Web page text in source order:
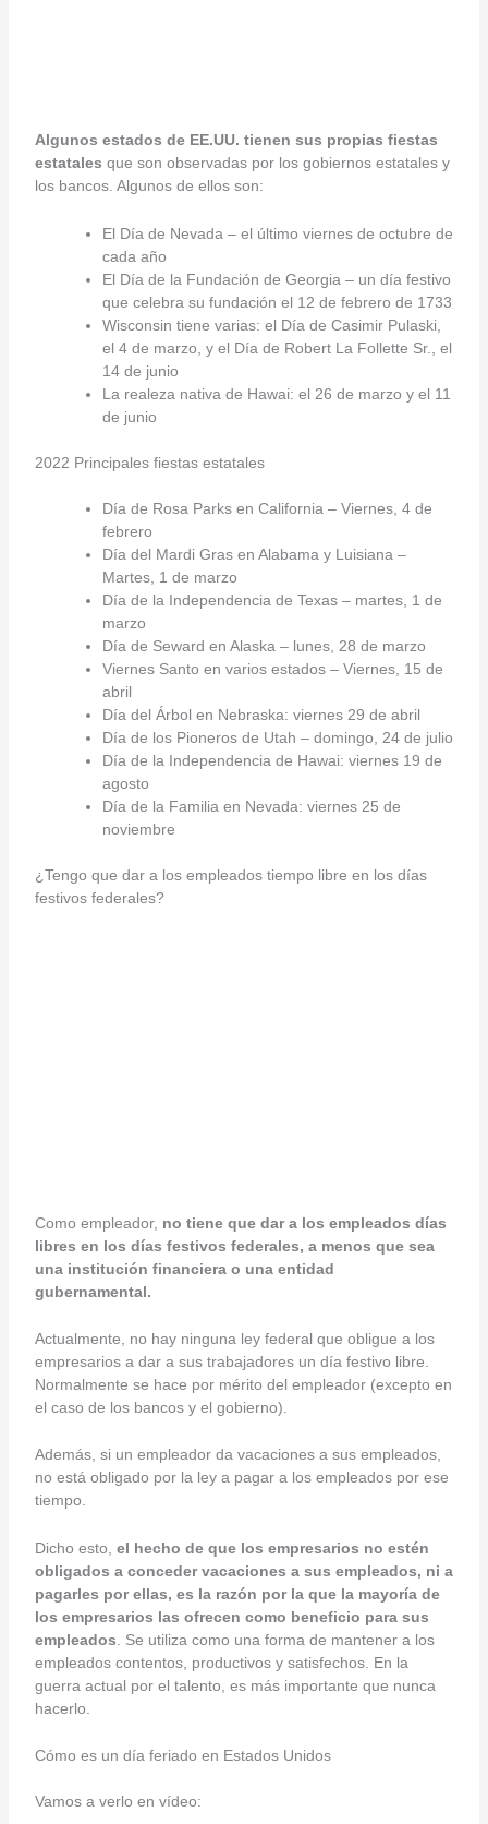
Algunos estados de EE.UU. tienen sus propias fiestas
estatales que son observadas por los gobiernos estatales y
los bancos. Algunos de ellos son:
El Día de Nevada – el último viernes de octubre de
cada año
El Día de la Fundación de Georgia – un día festivo
que celebra su fundación el 12 de febrero de 1733
Wisconsin tiene varias: el Día de Casimir Pulaski,
el 4 de marzo, y el Día de Robert La Follette Sr., el
14 de junio
La realeza nativa de Hawai: el 26 de marzo y el 11
de junio
2022 Principales fiestas estatales
Día de Rosa Parks en California – Viernes, 4 de
febrero
Día del Mardi Gras en Alabama y Luisiana –
Martes, 1 de marzo
Día de la Independencia de Texas – martes, 1 de
marzo
Día de Seward en Alaska – lunes, 28 de marzo
Viernes Santo en varios estados – Viernes, 15 de
abril
Día del Árbol en Nebraska: viernes 29 de abril
Día de los Pioneros de Utah – domingo, 24 de julio
Día de la Independencia de Hawai: viernes 19 de
agosto
Día de la Familia en Nevada: viernes 25 de
noviembre
¿Tengo que dar a los empleados tiempo libre en los días
festivos federales?
Como empleador, no tiene que dar a los empleados días
libres en los días festivos federales, a menos que sea
una institución financiera o una entidad
gubernamental.
Actualmente, no hay ninguna ley federal que obligue a los
empresarios a dar a sus trabajadores un día festivo libre.
Normalmente se hace por mérito del empleador (excepto en
el caso de los bancos y el gobierno).
Además, si un empleador da vacaciones a sus empleados,
no está obligado por la ley a pagar a los empleados por ese
tiempo.
Dicho esto, el hecho de que los empresarios no estén
obligados a conceder vacaciones a sus empleados, ni a
pagarles por ellas, es la razón por la que la mayoría de
los empresarios las ofrecen como beneficio para sus
empleados . Se utiliza como una forma de mantener a los
empleados contentos, productivos y satisfechos. En la
guerra actual por el talento, es más importante que nunca
hacerlo.
Cómo es un día feriado en Estados Unidos
Vamos a verlo en vídeo: